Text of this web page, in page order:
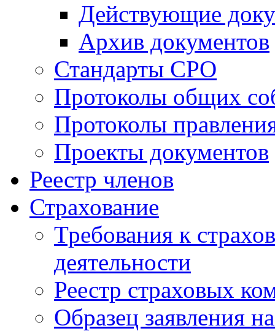
Действующие
Архив документов
Стандарты СРО
Протоколы общих
Протоколы
Проекты документов
Реестр членов
Страхование
Требования к
деятельности
Реестр страховых
Образец заявления